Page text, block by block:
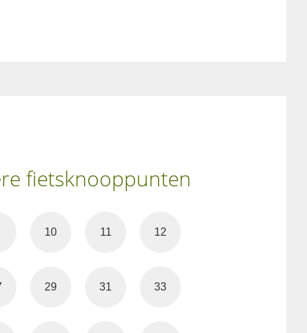
fietsknooppunten
10 11 12
29 31 33